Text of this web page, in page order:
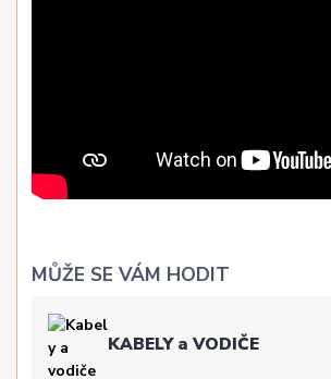
MŮŽE SE VÁM HODIT
KABELY a VODIČE